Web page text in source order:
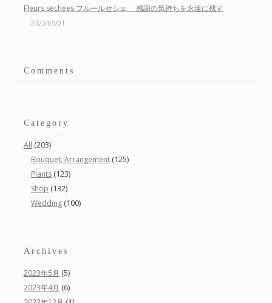
Fleurs sechees フルールセシェ 感謝の気持ちを永遠に残す
2023/05/01
Comments
Category
All (203)
Bouquet, Arrangement (125)
Plants (123)
Shop (132)
Wedding (100)
Archives
2023年5月 (5)
2023年4月 (6)